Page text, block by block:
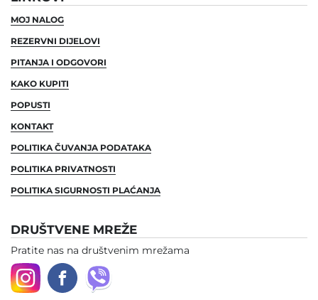
MOJ NALOG
REZERVNI DIJELOVI
PITANJA I ODGOVORI
KAKO KUPITI
POPUSTI
KONTAKT
POLITIKA ČUVANJA PODATAKA
POLITIKA PRIVATNOSTI
POLITIKA SIGURNOSTI PLAĆANJA
DRUŠTVENE MREŽE
Pratite nas na društvenim mrežama